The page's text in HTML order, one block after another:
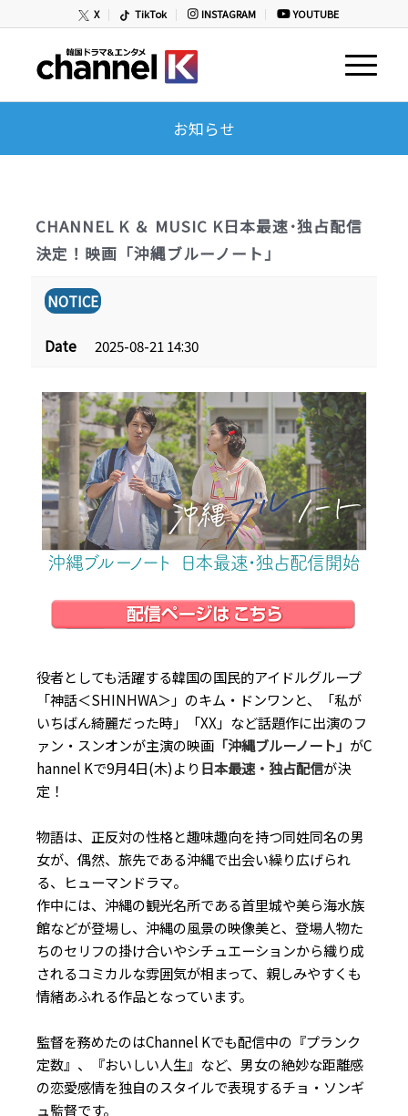
X TikTok INSTAGRAM YOUTUBE
お知らせ
CHANNEL K ＆ MUSIC K日本最速･独占配信
決定！映画「沖縄ブルーノート」
NOTICE
Date 2025-08-21 14:30
役者としても活躍する韓国の国民的アイドルグループ
「神話＜SHINHWA＞」のキム・ドンワンと、「私が
いちばん綺麗だった時」「XX」など話題作に出演のフ
ァン・スンオンが主演の映画「沖縄ブルーノート」 がC
hannel Kで9月4日(木)より 日本最速・独占配信が決
定！
物語は、正反対の性格と趣味趣向を持つ同姓同名の男
女が、偶然、旅先である沖縄で出会い繰り広げられ
る、ヒューマンドラマ。
作中には、沖縄の観光名所である首里城や美ら海水族
館などが登場し、沖縄の風景の映像美と、登場人物た
ちのセリフの掛け合いやシチュエーションから織り成
されるコミカルな雰囲気が相まって、親しみやすくも
情緒あふれる作品となっています。
監督を務めたのはChannel Kでも配信中の『プランク
定数』、『おいしい人生』など、男女の絶妙な距離感
の恋愛感情を独自のスタイルで表現するチョ・ソンギ
ュ監督です。